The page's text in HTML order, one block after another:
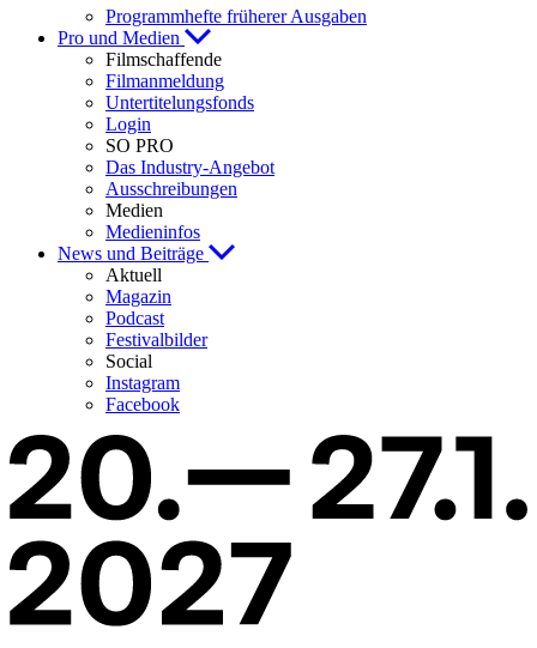
Programmhefte früherer Ausgaben
Pro und Medien
Filmschaffende
Filmanmeldung
Untertitelungsfonds
Login
SO PRO
Das Industry-Angebot
Ausschreibungen
Medien
Medieninfos
News und Beiträge
Aktuell
Magazin
Podcast
Festivalbilder
Social
Instagram
Facebook